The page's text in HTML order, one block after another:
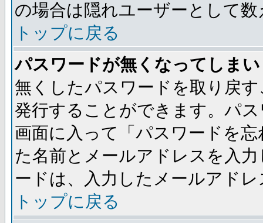
の場合は隠れユーザーとして
トップに戻る
パスワードが無くなってしま
無くしたパスワードを取り戻
発行することができます。パ
画面に入って「パスワードを
た名前とメールアドレスを入
ードは、入力したメールアド
トップに戻る